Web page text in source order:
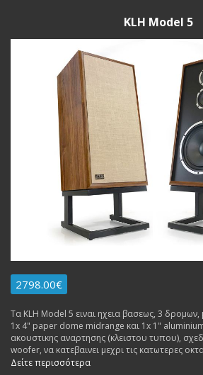
KLH Model 5
2798.00€
Τα KLH Model 5 ειναι ηχεια βασεως, 3
1x 4" paper dome midrange και 1x 1"
ακουστικης αναρτησης (κλειστου τυπου),
woofer, να κατεβαινει μεχρι τις κατωτερες
Δείτε περισσότερα